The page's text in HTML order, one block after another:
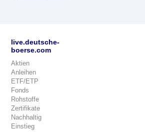
live.deutsche-
boerse.com
Aktien
Anleihen
ETF/ETP
Fonds
Rohstoffe
Zertifikate
Nachhaltig
Einstieg